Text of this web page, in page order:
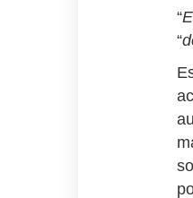
“
“